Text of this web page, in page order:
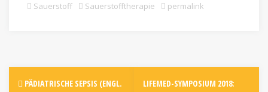
Sauerstoff Sauerstofftherapie permalink
PÄDIATRISCHE SEPSIS (ENGL.
LIFEMED-SYMPOSIUM 2018: